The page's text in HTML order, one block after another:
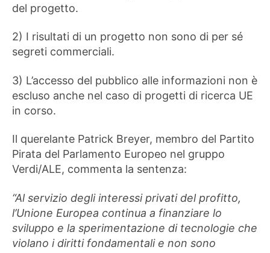
del progetto.
2) I risultati di un progetto non sono di per sé
segreti commerciali.
3) L’accesso del pubblico alle informazioni non è
escluso anche nel caso di progetti di ricerca UE
in corso.
Il querelante Patrick Breyer, membro del Partito
Pirata del Parlamento Europeo nel gruppo
Verdi/ALE, commenta la sentenza:
“Al servizio degli interessi privati ​​del profitto,
l’Unione Europea continua a finanziare lo
sviluppo e la sperimentazione di tecnologie che
violano i diritti fondamentali e non sono